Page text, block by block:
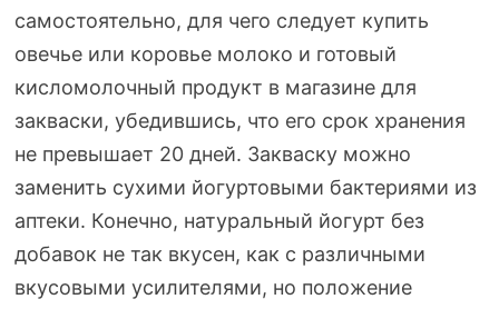
самостоятельно, для чего следует купить
овечье или коровье молоко и готовый
кисломолочный продукт в магазине для
закваски, убедившись, что его срок хранения
не превышает 20 дней. Закваску можно
заменить сухими йогуртовыми бактериями из
аптеки. Конечно, натуральный йогурт без
добавок не так вкусен, как с различными
вкусовыми усилителями, но положение